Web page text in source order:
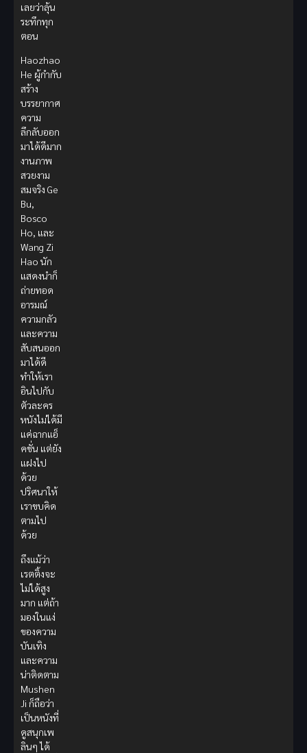
เลยว่าลุ้น
ระทึกทุก
ตอน
Haozhao
He ผู้กำกับ
สร้าง
บรรยากาศ
ความ
ลึกลับออก
มาได้ดีมาก
งานภาพ
สวยงาม
สมจริง Ge
Bu,
Bosco
Ho, และ
Wang Zi
Hao นัก
แสดงนำก็
ถ่ายทอด
อารมณ์
ความกลัว
และความ
สับสนออก
มาได้ดี
ทำให้เรา
อินไปกับ
ตัวละคร
หนังไม่ได้มี
แค่ฉากแอ็
คชั่น แต่ยัง
แฝงไป
ด้วย
ปริศนาให้
เราขบคิด
ตามไป
ด้วย
ถึงแม้ว่า
เรตติ้งจะ
ไม่ได้สูง
มาก แต่ถ้า
มองในแง่
ของความ
บันเทิง
และความ
น่าติดตาม
Mushen
Ji ก็ถือว่า
เป็นหนังที่
ดูสนุกเพ
ลินๆ ได้